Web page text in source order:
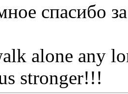
спасибо
alone any
stronger!!!